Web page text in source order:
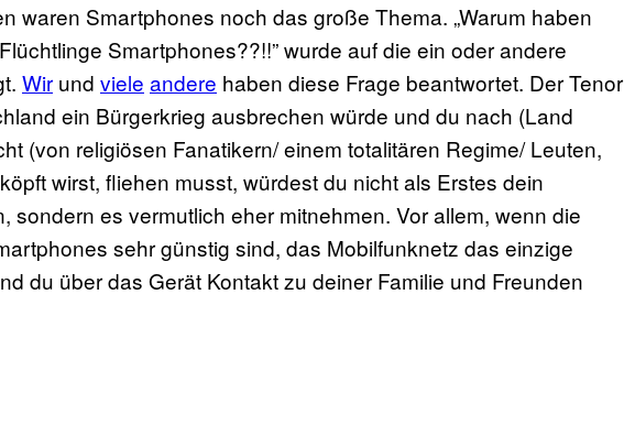
waren Smartphones noch das große Thema. „Warum haben
Smartphones??!!” wurde auf die ein oder andere
Wir und viele andere haben diese Frage beantwortet. Der Tenor
ein Bürgerkrieg ausbrechen würde und du nach (Land
(von religiösen Fanatikern/ einem totalitären Regime/ Leuten,
wirst, fliehen musst, würdest du nicht als Erstes dein
sondern es vermutlich eher mitnehmen. Vor allem, wenn die
sehr günstig sind, das Mobilfunknetz das einzige
du über das Gerät Kontakt zu deiner Familie und Freunden